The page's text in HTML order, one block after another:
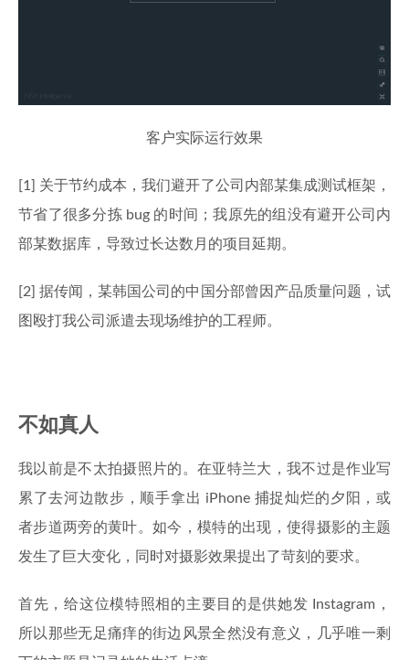
客户实际运行效果
[1] 关于节约成本，我们避开了公司内部某集成测试框架，
节省了很多分拣 bug 的时间；我原先的组没有避开公司内
部某数据库，导致过长达数月的项目延期。
[2] 据传闻，某韩国公司的中国分部曾因产品质量问题，试
图殴打我公司派遣去现场维护的工程师。
不如真人
我以前是不太拍摄照片的。在亚特兰大，我不过是作业写
累了去河边散步，顺手拿出 iPhone 捕捉灿烂的夕阳，或
者步道两旁的黄叶。如今，模特的出现，使得摄影的主题
发生了巨大变化，同时对摄影效果提出了苛刻的要求。
首先，给这位模特照相的主要目的是供她发 Instagram，
所以那些无足痛痒的街边风景全然没有意义，几乎唯一剩